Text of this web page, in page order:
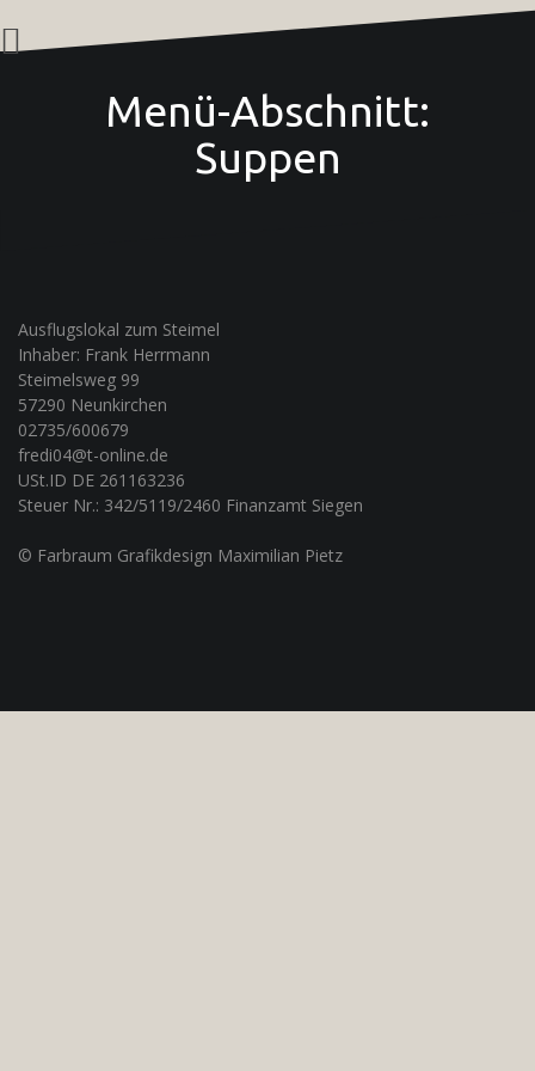
Inhalt
Menü-Abschnitt:
Suppen
Ausflugslokal zum Steimel
Inhaber: Frank Herrmann
Steimelsweg 99
57290 Neunkirchen
02735/600679
fredi04@t-online.de
USt.ID DE 261163236
Steuer Nr.: 342/5119/2460 Finanzamt Siegen
© Farbraum Grafikdesign Maximilian Pietz